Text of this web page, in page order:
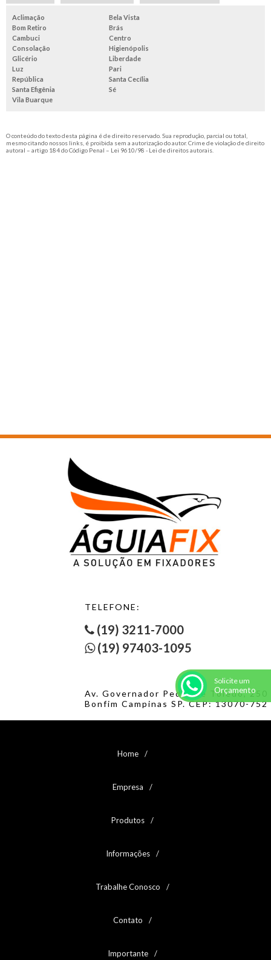
Aclimação
Bela Vista
Bom Retiro
Brás
Cambuci
Centro
Consolação
Higienópolis
Glicério
Liberdade
Luz
Pari
República
Santa Cecília
Santa Efigênia
Sé
Vila Buarque
O conteúdo do texto desta página é de direito reservado. Sua reprodução, parcial ou total,
mesmo citando nossos links, é proibida sem a autorização do autor. Crime de violação de direito
autoral – artigo 184 do Código Penal – Lei 9610/98 - Lei de direitos autorais.
TELEFONE:
(19) 3211-7000
(19) 97403-1095
Av. Governador Pedro de Toledo, 250
Bonfim Campinas SP. CEP: 13070-752
Home
Empresa
Produtos
Informações
Trabalhe Conosco
Contato
Importante
Solicite um
Orçamento